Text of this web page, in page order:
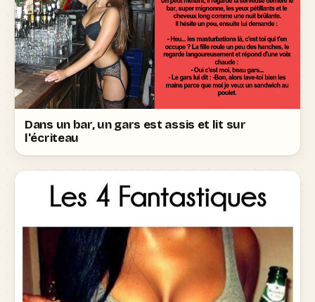
Dans un bar, un gars est assis et lit sur
l'écriteau